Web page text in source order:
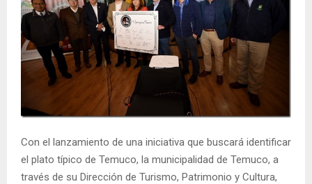
M
E
N
UCon el lanzamiento de una iniciativa que buscará identificar
el plato típico de Temuco, la municipalidad de Temuco, a
través de su Dirección de Turismo, Patrimonio y Cultura,